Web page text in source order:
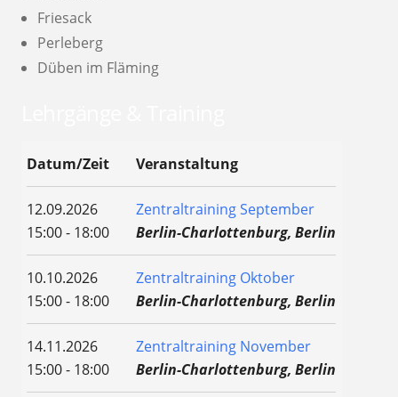
Friesack
Perleberg
Düben im Fläming
Datum/Zeit Veranstaltung
12.09.2026
15:00 - 18:00
Zentraltraining September
Berlin-Charlottenburg, Berlin
10.10.2026
15:00 - 18:00
Zentraltraining Oktober
Berlin-Charlottenburg, Berlin
14.11.2026
15:00 - 18:00
Zentraltraining November
Berlin-Charlottenburg, Berlin